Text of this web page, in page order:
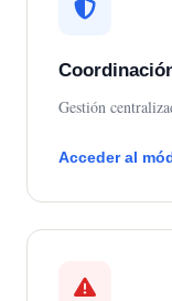
Gestión
Acceder al